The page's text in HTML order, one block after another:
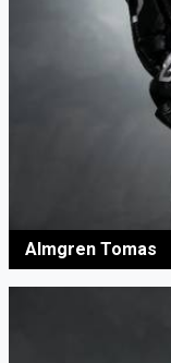
Almgren Tomas